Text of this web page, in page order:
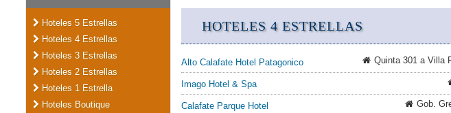
Hoteles 5 Estrellas
Hoteles 4 Estrellas
Hoteles 3 Estrellas
Hoteles 2 Estrellas
Hoteles 1 Estrella
Hoteles Boutique
HOTELES 4 ESTRELLAS
Alto Calafate Hotel Patagonico Quinta 301 a Villa
Imago Hotel & Spa
Calafate Parque Hotel Gob.